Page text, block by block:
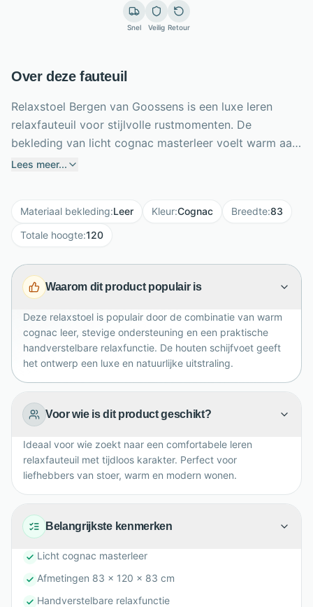
Snel Veilig Retour
Over deze fauteuil
Relaxstoel Bergen van Goossens is een luxe leren
relaxfauteuil voor stijlvolle rustmomenten. De
bekleding van licht cognac masterleer voelt warm aan
en is door de beschermende laklaag beter bestand
comfort en ondersteuning. Met de handverstelbare
relaxfunctie bepaal je eenvoudig je favoriete
geeft deze cognac relaxstoel een robuuste, natuurlijke
basis. Met afmetingen van 83 x 120 x 83 cm is Bergen
industriële woonkamer.
Lees meer...
Materiaal bekleding:Leer Kleur:Cognac Breedte:83
Totale hoogte:120
Waarom dit product populair is
Deze relaxstoel is populair door de combinatie van warm
cognac leer, stevige ondersteuning en een praktische
handverstelbare relaxfunctie. De houten schijfvoet geeft
het ontwerp een luxe en natuurlijke uitstraling.
Voor wie is dit product geschikt?
Ideaal voor wie zoekt naar een comfortabele leren
relaxfauteuil met tijdloos karakter. Perfect voor
liefhebbers van stoer, warm en modern wonen.
Belangrijkste kenmerken
Licht cognac masterleer
Afmetingen 83 x 120 x 83 cm
Handverstelbare relaxfunctie